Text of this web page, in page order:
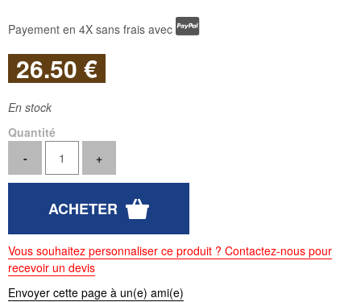
Payement en 4X sans frais avec
26.50 €
En stock
Quantité
Vous souhaitez personnaliser ce produit ? Contactez-nous pour
recevoir un devis
Envoyer cette page à un(e) ami(e)